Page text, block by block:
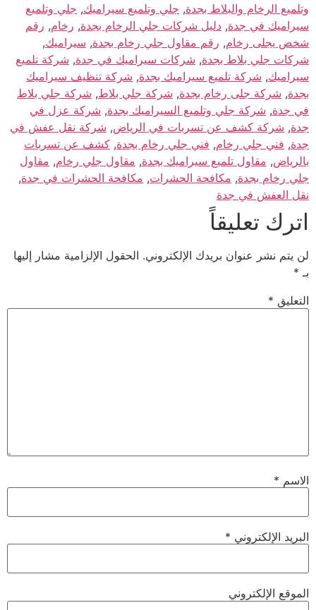
وتلميع الرخام والبلاط بجدة, جلي وتلميع سيراميك, جلي وتلميع
سيراميك في جدة, دليل شركات جلي الرخام بجدة, رخام, رقم
شخص يجلى رخام, رقم مقاول جلي رخام بجدة, سيراميك,
شركات جلي بلاط بجدة, شركات سيراميك في جدة, شركة تلميع
سيراميك, شركة تلميع سيراميك بجدة, شركة تنظيف سيراميك
بجدة, شركة جلى رخام بجدة, شركة جلي بلاط, شركة جلي بلاط
في جدة, شركة جلي وتلميع السيراميك بجدة, شركة عزل في
جدة, شركة كشف عن تسربات في الرياض, شركة نقل عفش في
جدة, فني جلي رخام, فني جلي رخام بجدة, كشف عن تسربات
بالرياض, مقاول تلميع سيراميك بجدة, مقاول جلي رخام, مقاول
جلي رخام بجدة, مكافحة الحشرات, مكافحة الحشرات في جدة,
نقل العفش في جدة
اترك تعليقاً
لن يتم نشر عنوان بريدك الإلكتروني. الحقول الإلزامية مشار إليها
بـ *
التعليق *
الاسم *
البريد الإلكتروني *
الموقع الإلكتروني